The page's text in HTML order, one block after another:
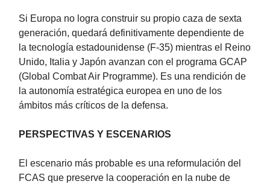
Si Europa no logra construir su propio caza de sexta
generación, quedará definitivamente dependiente de
la tecnología estadounidense (F-35) mientras el Reino
Unido, Italia y Japón avanzan con el programa GCAP
(Global Combat Air Programme). Es una rendición de
la autonomía estratégica europea en uno de los
ámbitos más críticos de la defensa.
PERSPECTIVAS Y ESCENARIOS
El escenario más probable es una reformulación del
FCAS que preserve la cooperación en la nube de